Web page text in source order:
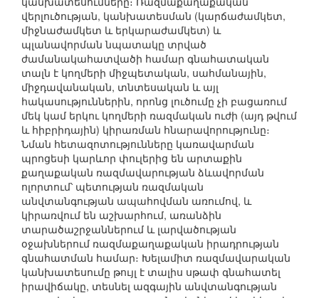
վերլուծության, կանխատեսման (կարճաժամկետ,
միջնաժամկետ և երկարաժամկետ) և
պլանավորման նպատակը տրված
ժամանակահատվածի համար գնահատական
տալն է կողմերի միջպետական, սահմանային,
միջդավանական, տնտեսական և այլ
հակասություններին, որոնց լուծումը չի բացառում
մեկ կամ երկու կողմերի ռազմական ուժի (այդ թվում
և հիբրիդային) կիրառման հնարավորությունը։
Նման հետազոտությունները կառավարման
պրոցեսի կարևոր փուլերից են արտաքին
քաղաքական ռազմավարության ձևավորման
ոլորտում՝ պետության ռազմական
անվտանգության ապահովման առումով, և
կիրառվում են աշխարհում, առանձին
տարածաշրջաններում և լարվածության
օջախներում ռազմաքաղաքական իրադրության
գնահատման համար։ Խելամիտ ռազմավարական
կանխատեսումը թույլ է տալիս սթափ գնահատել
իրավիճակը, տեսնել ազգային անվտանգության